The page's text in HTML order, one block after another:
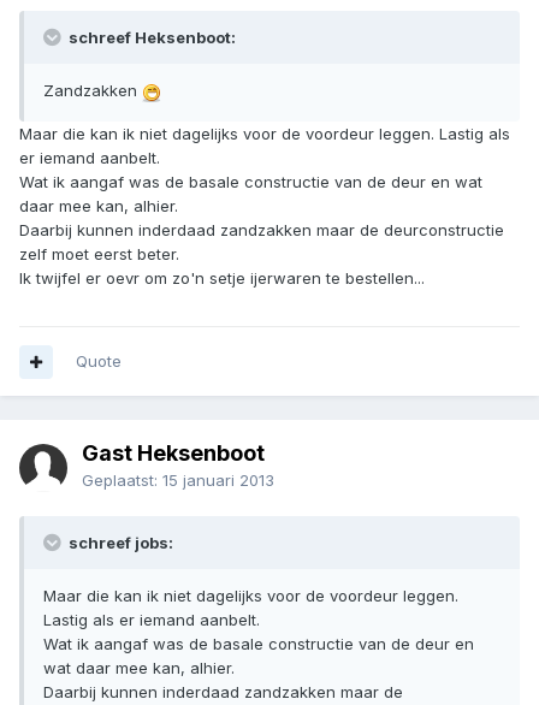
schreef Heksenboot:
Zandzakken
Maar die kan ik niet dagelijks voor de voordeur leggen. Lastig als
er iemand aanbelt.
Wat ik aangaf was de basale constructie van de deur en wat
daar mee kan, alhier.
Daarbij kunnen inderdaad zandzakken maar de deurconstructie
zelf moet eerst beter.
Ik twijfel er oevr om zo'n setje ijerwaren te bestellen...
Quote
Gast Heksenboot
Geplaatst: 15 januari 2013
schreef jobs:
Maar die kan ik niet dagelijks voor de voordeur leggen.
Lastig als er iemand aanbelt.
Wat ik aangaf was de basale constructie van de deur en
wat daar mee kan, alhier.
Daarbij kunnen inderdaad zandzakken maar de